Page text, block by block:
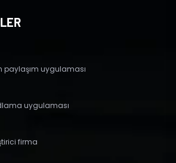
paylaşım uygulaması
uygulaması
firma